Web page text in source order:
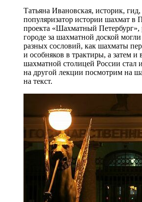
Татьяна Ивановская, историк, гид,
популяризатор истории шахмат в
проекта «Шахматный Петербург»,
городе за шахматной доской
разных сословий, как шахматы
и особняков в трактиры, а затем
шахматной столицей России стал
на другой лекции посмотрим на
на текст.